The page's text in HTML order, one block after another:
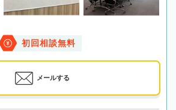
初回相談無料
メールする